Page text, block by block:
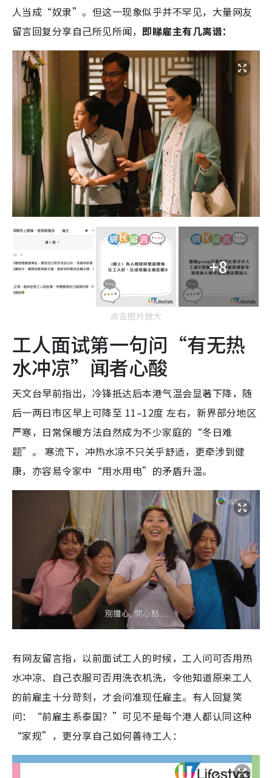
人当成“奴隶”。但这一现象似乎并不罕见，大量网友
留言回复分享自己所见所闻， 即睇雇主有几离谱：
+8
点击图片放大
工人面试第一句问“有无热
水冲凉”闻者心酸
天文台早前指出，冷锋抵达后本港气温会显著下降，随
后一两日市区早上可降至 11–12度 左右，新界部分地区
严寒，日常保暖方法自然成为不少家庭的“冬日难
题”。 寒流下，冲热水凉不只关乎舒适，更牵涉到健
康，亦容易令家中“用水用电”的矛盾升温。
有网友留言指，以前面试工人的时候，工人问可否用热
水冲凉、自己衣服可否用洗衣机洗，令他知道原来工人
的前雇主十分苛刻，才会问准现任雇主。有人回复笑
问：“前雇主系泰国？”可见不是每个港人都认同这种
“家规”，更分享自己如何善待工人：